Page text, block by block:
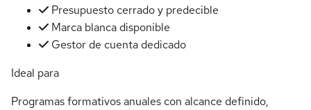
Presupuesto cerrado y predecible
Marca blanca disponible
Gestor de cuenta dedicado
Ideal para
Programas formativos anuales con alcance definido,